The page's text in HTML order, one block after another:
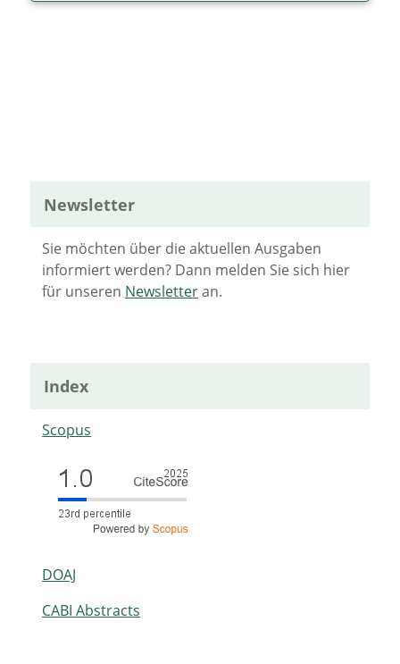
Newsletter
Sie möchten über die aktuellen Ausgaben
informiert werden? Dann melden Sie sich hier
für unseren Newsletteran.
Index
Scopus
DOAJ
CABI Abstracts